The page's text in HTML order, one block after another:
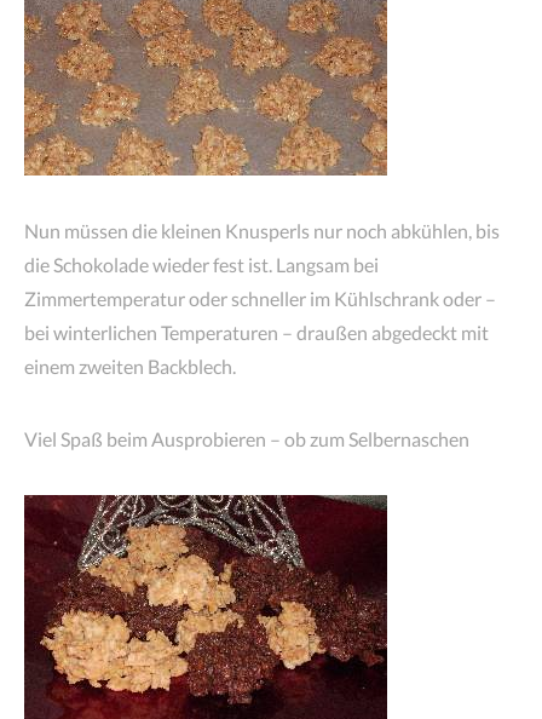
Nun müssen die kleinen Knusperls nur noch abkühlen, bis
die Schokolade wieder fest ist. Langsam bei
Zimmertemperatur oder schneller im Kühlschrank oder –
bei winterlichen Temperaturen – draußen abgedeckt mit
einem zweiten Backblech.
Viel Spaß beim Ausprobieren – ob zum Selbernaschen